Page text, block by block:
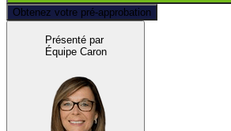
Obtenez votre pré-approbation
Présenté par
Équipe Caron